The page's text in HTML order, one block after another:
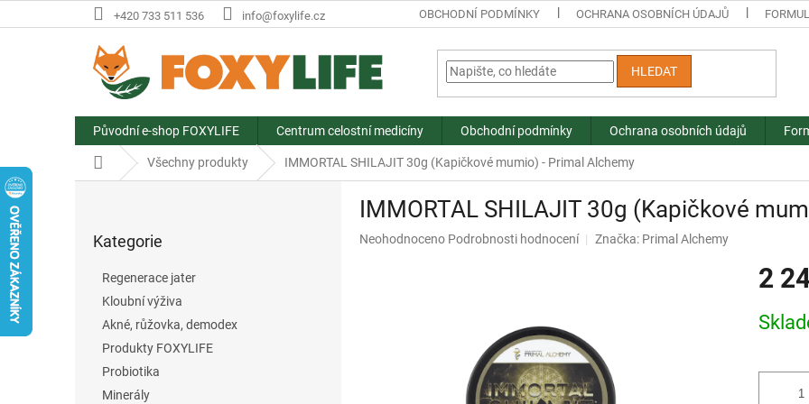
na
+420 733 511 536 info@foxylife.cz OBCHODNÍ PODMÍNKY OCHRANA OSOBNÍCH ÚDAJŮ
HLEDAT
Původní e-shop FOXYLIFE Centrum celostní medicíny Obchodní podmínky Ochrana osobních údajů
Domů Všechny produkty IMMORTAL SHILAJIT 30g (Kapičkové mumio) - Primal Alchemy
kategorie
Kategorie
Regenerace jater
Kloubní výživa
Akné, růžovka, demodex
Produkty FOXYLIFE
Probiotika
Minerály
IMMORTAL SHILAJIT 30g (Kapičkové
Průměrné
Neohodnoceno Podrobnosti hodnocení Značka: Primal Alchemy
2
cena: